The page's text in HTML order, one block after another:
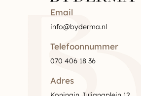
Email
info@byderma.nl
Telefoonnummer
070 406 18 36
Adres